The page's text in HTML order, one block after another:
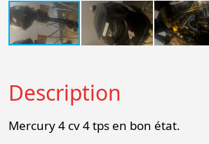
Description
Mercury 4 cv 4 tps en bon état.